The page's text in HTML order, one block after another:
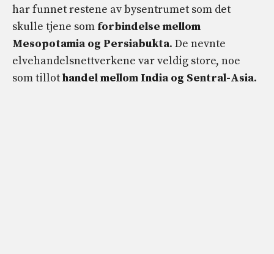
har funnet restene av bysentrumet som det
skulle tjene som forbindelse mellom
Mesopotamia og Persiabukta. De nevnte
elvehandelsnettverkene var veldig store, noe
som tillothandel mellom India og Sentral-Asia.